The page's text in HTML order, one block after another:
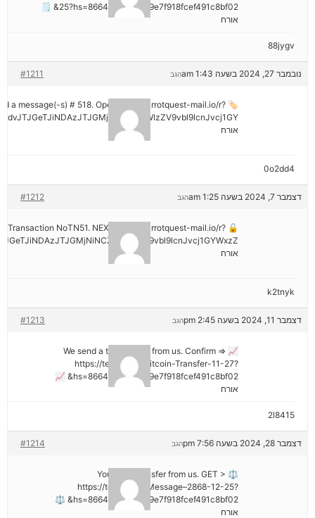
25?hs=8664c520642b9e7f918fcef491c8bf02& 🗒
אורח
88jygv
נובמבר 27, 2024 בשעה 1:43 am #1211 הגב
a message(-s) # 518. Open > out.carrotquest-mail.io/r?
אורח
0o2dd4
דצמבר 7, 2024 בשעה 1:25 am #1212 הגב
Transaction NoTN51. NEXT => out.carrotquest-mail.io/r?
אורח
k2tnyk
דצמבר 11, 2024 בשעה 2:45 pm #1213 הגב
📈 We send a transaction from us. Confirm =>
https://telegra.ph/Bitcoin-Transfer-11-27?
hs=8664c520642b9e7f918fcef491c8bf02& 📈
אורח
2l8415
דצמבר 28, 2024 בשעה 7:56 pm #1214 הגב
⚖ You got a transfer from us. GET >
https://telegra.ph/Message–2868-12-25?
hs=8664c520642b9e7f918fcef491c8bf02& ⚖
אורח